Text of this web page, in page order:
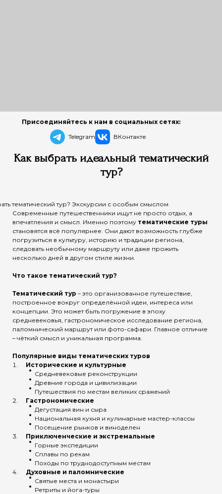
Как выбрать идеальный тематический
тур?
Современные путешественники ищут не просто отдых, а
впечатления и смысл. Именно поэтому тематические туры
становятся всё популярнее. Они дают возможность глубже
погрузиться в культуру, историю и традиции региона,
следовать необычному маршруту или даже прожить
несколько дней в другом стиле жизни.
Что такое тематический тур?
Тематический тур – это организованное путешествие,
построенное вокруг определённой идеи, интереса или
концепции. Это может быть погружение в эпоху
средневековья, гастрономическое исследование региона,
паломнический маршрут или фото-сафари. Главное отличие
– чёткий смысл и уникальная программа.
Популярные виды тематических туров
Исторические и культурные
Средневековые реконструкции
Древние города и цивилизации
Путешествия по местам великих сражений
Гастрономические
Дегустация вин и сыра
Национальная кухня и кулинарные мастер-классы
Посещение рынков и виноделен
Приключенческие и экстремальные
Горные экспедиции
Сплавы по рекам
Походы по труднодоступным местам
Духовные и паломнические
Святые места и монастыри
Ретриты и йога-туры
Присоединяйтесь к нам в социальных сетях:
Telegram
ВКонтакте
тематический тур? Экскурсии с особым смыслом